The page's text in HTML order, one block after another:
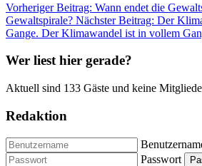
Vorheriger Beitrag: Wann endet die
Gewaltspirale? Nächster Beitrag: Der
Gange. Der Klimawandel ist in vollem
Wer liest hier gerade?
Aktuell sind 133 Gäste und keine
Redaktion
Passwort